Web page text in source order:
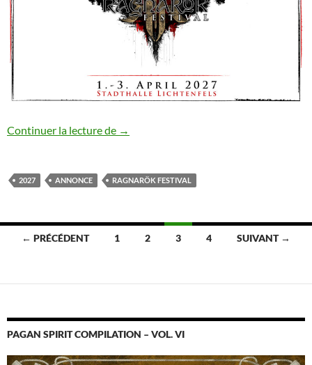
Continuer la lecture de Ragnarök Festival XXII : annonce #1
→
2027 ANNONCE RAGNARÖK FESTIVAL
Navigation
articles
← PRÉCÉDENT 1 2 3 4 SUIVANT →
PAGAN SPIRIT COMPILATION – VOL. VI